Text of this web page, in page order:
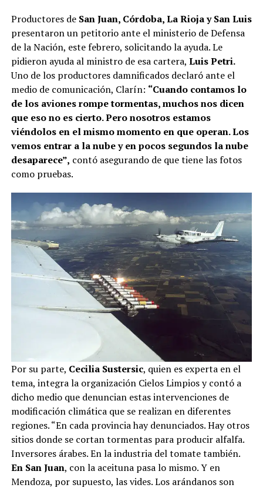
Productores de San Juan, Córdoba, La Rioja y San Luis
presentaron un petitorio ante el ministerio de Defensa
de la Nación, este febrero, solicitando la ayuda. Le
pidieron ayuda al ministro de esa cartera, Luis Petri.
Uno de los productores damnificados declaró ante el
medio de comunicación, Clarín: “Cuando contamos lo
de los aviones rompe tormentas, muchos nos dicen
que eso no es cierto. Pero nosotros estamos
viéndolos en el mismo momento en que operan. Los
vemos entrar a la nube y en pocos segundos la nube
desaparece”, contó asegurando de que tiene las fotos
como pruebas.
Por su parte, Cecilia Sustersic, quien es experta en el
tema, integra la organización Cielos Limpios y contó a
dicho medio que denuncian estas intervenciones de
modificación climática que se realizan en diferentes
regiones. “En cada provincia hay denunciados. Hay otros
sitios donde se cortan tormentas para producir alfalfa.
Inversores árabes. En la industria del tomate también.
En San Juan, con la aceituna pasa lo mismo. Y en
Mendoza, por supuesto, las vides. Los arándanos son